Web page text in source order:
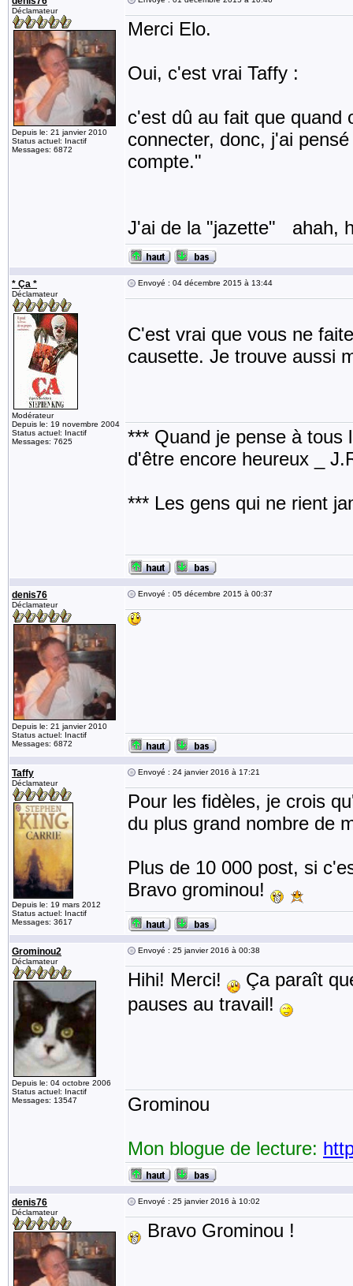
Déclamateur
Depuis le: 21 janvier 2010
Status actuel: Inactif
Messages: 6872
Merci Elo.
Oui, c'est vrai Taffy :
c'est dû au fait que quand
connecter, donc, j'ai
compte."
J'ai de la "jazette" ahah,
* Ça *
Déclamateur
Modérateur
Depuis le: 19 novembre 2004
Status actuel: Inactif
Messages: 7625
Envoyé : 04 décembre 2015 à 13:44
C'est vrai que vous ne
causette. Je trouve aussi
*** Quand je pense à tous
d'être encore heureux _
*** Les gens qui ne rient
denis76
Déclamateur
Depuis le: 21 janvier 2010
Status actuel: Inactif
Messages: 6872
Envoyé : 05 décembre 2015 à 00:37
Taffy
Déclamateur
Depuis le: 19 mars 2012
Status actuel: Inactif
Messages: 3617
Envoyé : 24 janvier 2016 à 17:21
Pour les fidèles, je crois
du plus grand nombre de
Plus de 10 000 post, si
Bravo grominou!
Grominou2
Déclamateur
Depuis le: 04 octobre 2006
Status actuel: Inactif
Messages: 13547
Envoyé : 25 janvier 2016 à 00:38
Hihi! Merci!
Ça paraît
pauses au travail!
Grominou
Mon blogue de lecture:
denis76
Déclamateur
Envoyé : 25 janvier 2016 à 10:02
Bravo Grominou !